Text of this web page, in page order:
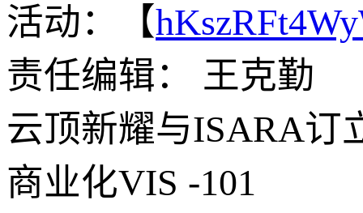
活动：【
责任编辑： 王克勤
云顶新耀与ISARA订
商业化VIS -101